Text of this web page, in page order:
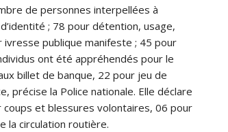
de personnes interpellées à
; 78 pour détention, usage,
publique manifeste ; 45 pour
ont été appréhendés pour le
billet de banque, 22 pour jeu de
précise la Police nationale. Elle déclare
coups et blessures volontaires, 06 pour
la circulation routière.